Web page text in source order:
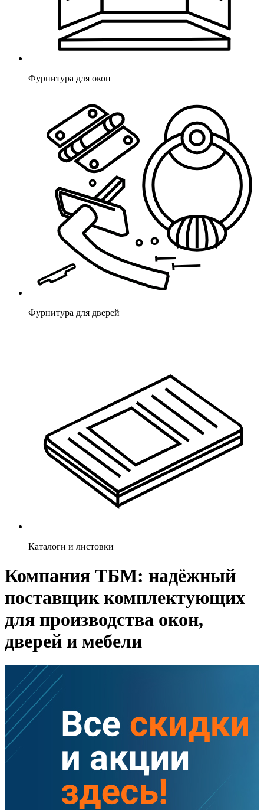
Фурнитура для окон
Фурнитура для дверей
Каталоги и листовки
Компания ТБМ: надёжный
поставщик комплектующих
для производства окон,
дверей и мебели